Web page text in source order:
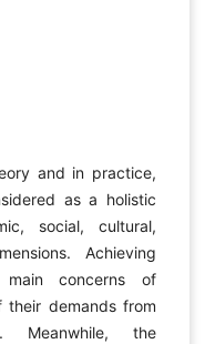
and in practice,
as a holistic
social, cultural,
Achieving
concerns of
their demands from
Meanwhile, the